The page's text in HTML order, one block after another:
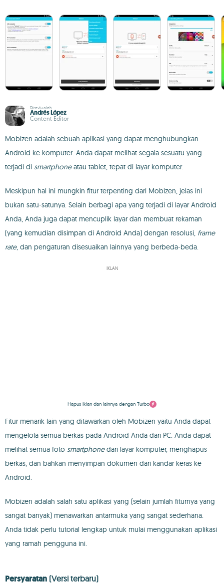
Direviu oleh
Andrés López
Content Editor
Mobizen adalah sebuah aplikasi yang dapat menghubungkan
Android ke komputer. Anda dapat melihat segala sesuatu yang
terjadi di smartphoneatau tablet, tepat di layar komputer.
Meskipun hal ini mungkin fitur terpenting dari Mobizen, jelas ini
bukan satu-satunya. Selain berbagi apa yang terjadi di layar Android
Anda, Anda juga dapat mencuplik layar dan membuat rekaman
(yang kemudian disimpan di Android Anda) dengan resolusi, frame
rate, dan pengaturan disesuaikan lainnya yang berbeda-beda.
IKLAN
Hapus iklan dan lainnya dengan Turbo
Fitur menarik lain yang ditawarkan oleh Mobizen yaitu Anda dapat
mengelola semua berkas pada Android Anda dari PC. Anda dapat
melihat semua foto smartphonedari layar komputer, menghapus
berkas, dan bahkan menyimpan dokumen dari kandar keras ke
Android.
Mobizen adalah salah satu aplikasi yang (selain jumlah fiturnya yang
sangat banyak) menawarkan antarmuka yang sangat sederhana.
Anda tidak perlu tutorial lengkap untuk mulai menggunakan aplikasi
yang ramah pengguna ini.
Persyaratan (Versi terbaru)